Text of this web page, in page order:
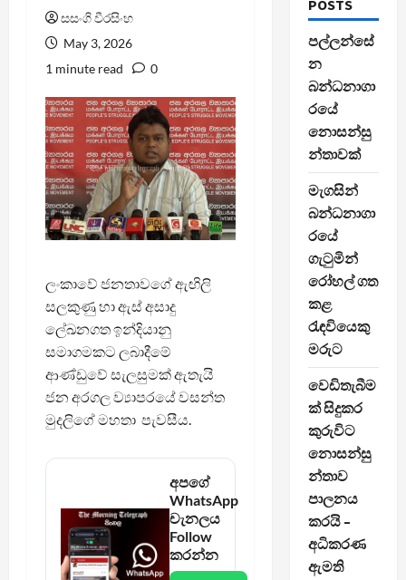
සසංගි වීරසිංහ
May 3, 2026
1 minute read
0
ලංකාවේ ජනතාවගේ ඇඟිලි
සලකුණු හා ඇස් අසාදු
ලේඛනගත ඉන්දියානු
සමාගමකට ලබාදීමේ
ආණ්ඩුවේ සැලසුමක් ඇතැයි
ජන අරගල ව්‍යාපරයේ වසන්ත
මුදලිගේ මහතා පැවසීය.
අපගේ
WhatsApp
චැනලය
Follow
කරන්න
POSTS
පල්ලන්සේ
න
බන්ධනාගා
රයේ
නොසන්සු
න්තාවක්
මැගසින්
බන්ධනාගා
රයේ
ගැටුමින්
රෝහල් ගත
කළ
රැඳවියෙකු
මරුට
වෙඩිතැබීම
ක් සිදුකර
කුරුවිට
නොසන්සු
න්තාව
පාලනය
කරයි –
අධිකරණ
ඇමති